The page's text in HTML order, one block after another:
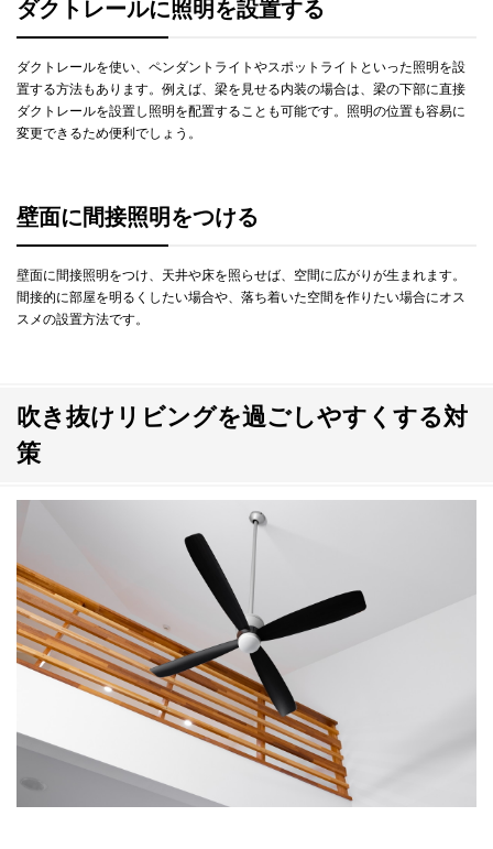
ダクトレールに照明を設置する
ダクトレールを使い、ペンダントライトやスポットライトといった照明を設
置する方法もあります。例えば、梁を見せる内装の場合は、梁の下部に直接
ダクトレールを設置し照明を配置することも可能です。照明の位置も容易に
変更できるため便利でしょう。
壁面に間接照明をつける
壁面に間接照明をつけ、天井や床を照らせば、空間に広がりが生まれます。
間接的に部屋を明るくしたい場合や、落ち着いた空間を作りたい場合にオス
スメの設置方法です。
吹き抜けリビングを過ごしやすくする対
策